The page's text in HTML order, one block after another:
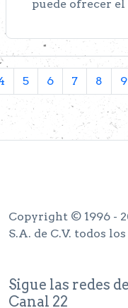
puede ofrecer
5 6 7 8 9
Copyright © 1996 -
S.A. de C.V. todos
Sigue las redes de
Canal 22